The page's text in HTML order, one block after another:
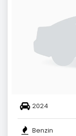
2024
Benzin